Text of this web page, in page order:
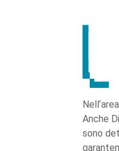
Anche
sono